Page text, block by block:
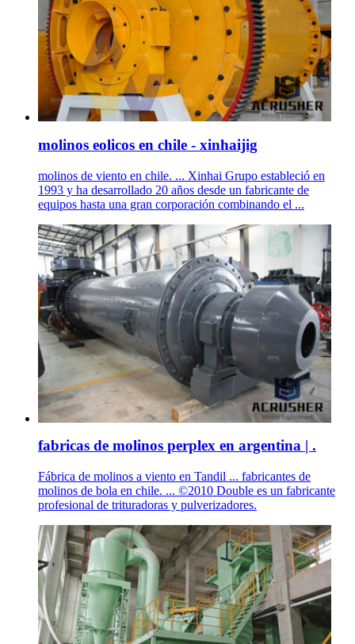
molinos eolicos en chile - xinhaijig
molinos de viento en chile. ... Xinhai Grupo estableció en
1993 y ha desarrollado 20 años desde un fabricante de
equipos hasta una gran corporación combinando el ...
fabricas de molinos perplex en argentina | .
Fábrica de molinos a viento en Tandil ... fabricantes de
molinos de bola en chile. ... ©2010 Double es un fabricante
profesional de trituradoras y pulverizadores.